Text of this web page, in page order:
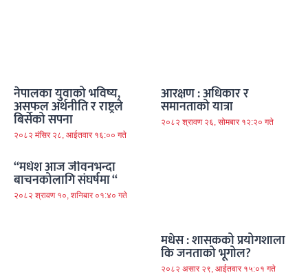
नेपालका युवाको भविष्य,
असफल अर्थनीति र राष्ट्रले
बिर्सेको सपना
२०८२ मंसिर २८, आईतवार १६:०० गते
आरक्षण : अधिकार र
समानताको यात्रा
२०८२ श्रावण २६, सोमबार १२:२० गते
“मधेश आज जीवनभन्दा
बाचनकोलागि संघर्षमा “
२०८२ श्रावण १०, शनिबार ०१:४० गते
मधेस : शासकको प्रयोगशाला
कि जनताको भूगोल?
२०८२ असार २९, आईतवार १५:०१ गते